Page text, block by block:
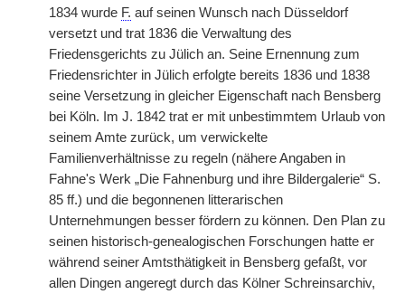
1834 wurde F. auf seinen Wunsch nach Düsseldorf
versetzt und trat 1836 die Verwaltung des
Friedensgerichts zu Jülich an. Seine Ernennung zum
Friedensrichter in Jülich erfolgte bereits 1836 und 1838
seine Versetzung in gleicher Eigenschaft nach Bensberg
bei Köln. Im J. 1842 trat er mit unbestimmtem Urlaub von
seinem Amte zurück, um verwickelte
Familienverhältnisse zu regeln (nähere Angaben in
Fahne's Werk „Die Fahnenburg und ihre Bildergalerie“ S.
85 ff.) und die begonnenen litterarischen
Unternehmungen besser fördern zu können. Den Plan zu
seinen historisch-genealogischen Forschungen hatte er
während seiner Amtsthätigkeit in Bensberg gefaßt, vor
allen Dingen angeregt durch das Kölner Schreinsarchiv,